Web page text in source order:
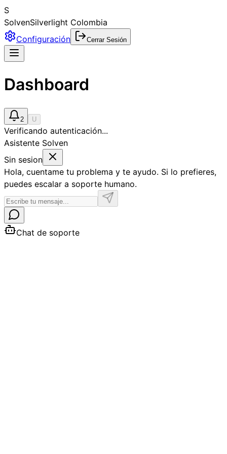
S
SolvenSilverlight Colombia
Configuración
Cerrar Sesión
Dashboard
2 U
Verificando autenticación...
Asistente Solven
Sin sesion
Hola, cuentame tu problema y te ayudo. Si lo prefieres,
puedes escalar a soporte humano.
Chat de soporte